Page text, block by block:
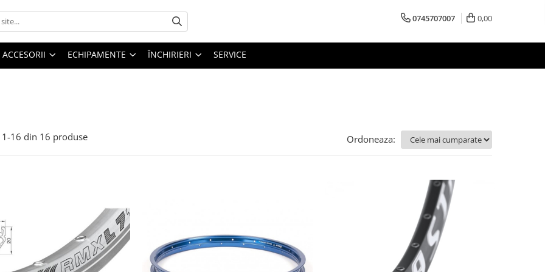
0745707007 0,00
ACCESORII ECHIPAMENTE ÎNCHIRIERI SERVICE
1-16 din 16 produse Ordoneaza: